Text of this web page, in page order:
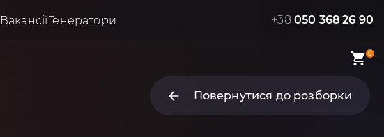
ВакансіїГенератори +38 050 368 26 90
0
Повернутися до розборки